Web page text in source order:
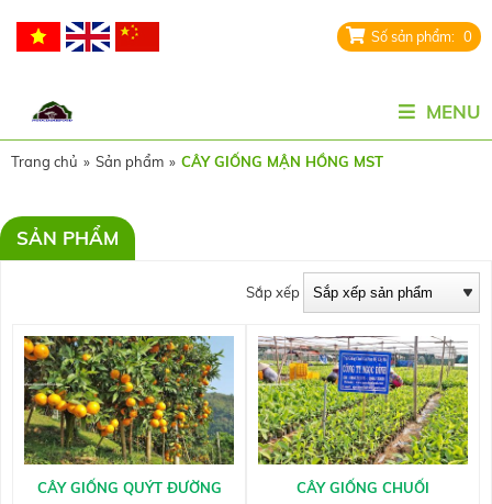
0
MENU
Trang chủ » Sản phẩm » CÂY GIỐNG MẬN HỒNG MST
SẢN PHẨM
Sắp xếp
CÂY GIỐNG QUÝT ĐƯỜNG CÂY GIỐNG CHUỐI